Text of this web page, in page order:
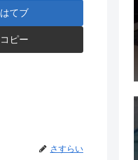
はてブ
コピー
さすらい